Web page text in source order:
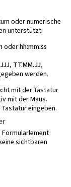
oder numerische
unterstützt:
oderhh:mm:ss
TT.MM.JJ,
werden.
mit der Tastatur
mit der Maus.
eingeben.
sichtbaren